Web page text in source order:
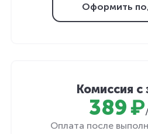
Оформить
Комиссия с
389 ₽
Оплата после